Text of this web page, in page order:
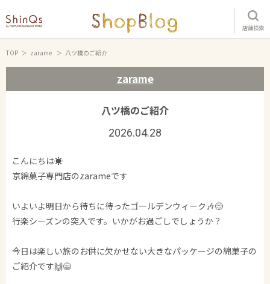
店舗検索
TOP zarame 八ツ橋のご紹介
zarame
八ツ橋のご紹介
2026.04.28
こんにちは☀️
京綿菓子専門店のzarameです
いよいよ明日から待ちに待ったゴールデンウィーク🎶😊
行楽シーズンの突入です。いかがお過ごしでしょうか？
今日は楽しい旅のお供に欠かせない大きなパッケージの綿菓子の
ご紹介です🙌😄